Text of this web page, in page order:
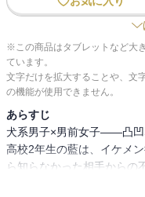
※この商品はタブレットなど大
ています。
文字だけを拡大することや、文
の機能が使用できません。
あらすじ
犬系男子×男前女子――凸凹
高校2年生の藍は、イケメ
ら知らなかった相手からの
しずつ距離を縮めていき